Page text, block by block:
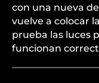
con una nueva
vuelve a colocar
prueba las luces
funcionan